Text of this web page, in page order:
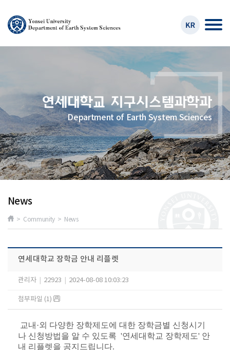
Department of Earth System Sciences
News
> Community > News
연세대학교 장학금 안내 리플렛
관리자 22923 2024-08-08 10:03:23
첨부파일 (1)
교내·외 다양한 장학제도에 대한 장학금별 신청시기
나 신청방법을 알 수 있도록 '연세대학교 장학제도' 안
내 리플렛을 공지드립니다.